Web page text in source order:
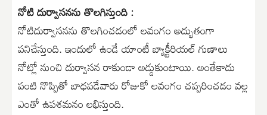
నోటి దుర్వాసనను తొలగిస్తుంది :
నోటిదుర్వాసనను తొలగించడంలో లవంగం అద్భుతంగా
పనిచేస్తుంది. ఇందులో ఉండే యాంటీ బ్యాక్టీరియల్ గుణాలు
నోట్లో నుంచి దుర్వాసన రాకుండా అడ్డుకుంటాయి. అంతేకాదు
పంటి నొప్పితో బాధపడేవారు రోజుకో లవంగం చప్పరించడం వల్ల
ఎంతో ఉపశమనం లభిస్తుంది.